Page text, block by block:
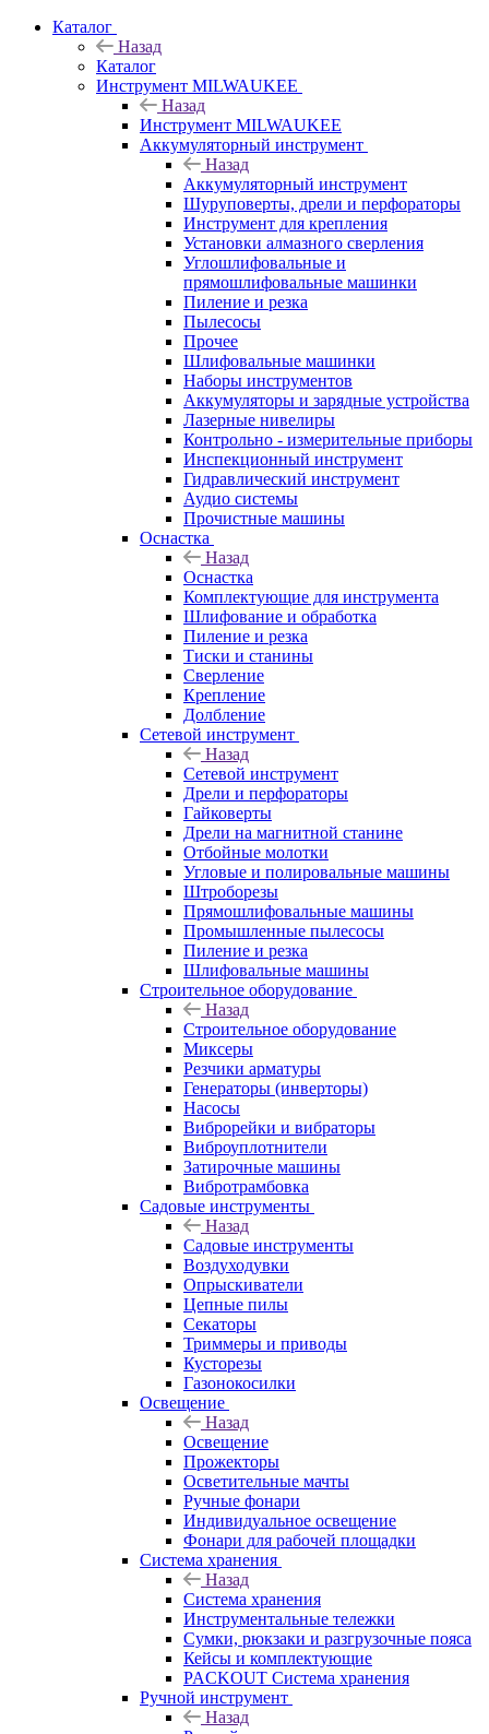
Каталог
Назад
Каталог
Инструмент MILWAUKEE
Назад
Инструмент MILWAUKEE
Аккумуляторный инструмент
Назад
Аккумуляторный инструмент
Шуруповерты, дрели и перфораторы
Инструмент для крепления
Установки алмазного сверления
Углошлифовальные и
прямошлифовальные машинки
Пиление и резка
Пылесосы
Прочее
Шлифовальные машинки
Наборы инструментов
Аккумуляторы и зарядные устройства
Лазерные нивелиры
Контрольно - измерительные приборы
Инспекционный инструмент
Гидравлический инструмент
Аудио системы
Прочистные машины
Оснастка
Назад
Оснастка
Комплектующие для инструмента
Шлифование и обработка
Пиление и резка
Тиски и станины
Сверление
Крепление
Долбление
Сетевой инструмент
Назад
Сетевой инструмент
Дрели и перфораторы
Гайковерты
Дрели на магнитной станине
Отбойные молотки
Угловые и полировальные машины
Штроборезы
Прямошлифовальные машины
Промышленные пылесосы
Пиление и резка
Шлифовальные машины
Строительное оборудование
Назад
Строительное оборудование
Миксеры
Резчики арматуры
Генераторы (инверторы)
Насосы
Виброрейки и вибраторы
Виброуплотнители
Затирочные машины
Вибротрамбовка
Садовые инструменты
Назад
Садовые инструменты
Воздуходувки
Опрыскиватели
Цепные пилы
Секаторы
Триммеры и приводы
Кусторезы
Газонокосилки
Освещение
Назад
Освещение
Прожекторы
Осветительные мачты
Ручные фонари
Индивидуальное освещение
Фонари для рабочей площадки
Система хранения
Назад
Система хранения
Инструментальные тележки
Сумки, рюкзаки и разгрузочные пояса
Кейсы и комплектующие
PACKOUT Система хранения
Ручной инструмент
Назад